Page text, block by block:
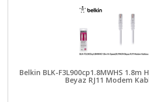
Belkin BLK-F3L900cp1.8MWHS 1.8m
Beyaz RJ11 Modem